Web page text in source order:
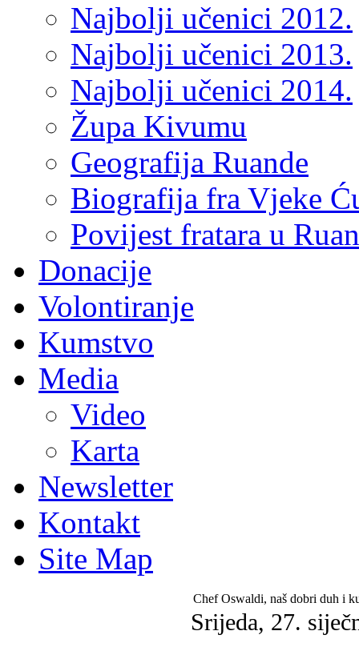
Najbolji učenici 2012.
Najbolji učenici 2013.
Najbolji učenici 2014.
Župa Kivumu
Geografija Ruande
Biografija fra Vjeke
Povijest fratara u
Donacije
Volontiranje
Kumstvo
Media
Video
Karta
Newsletter
Kontakt
Site Map
Chef Oswaldi, naš dobri duh i
Srijeda, 27.